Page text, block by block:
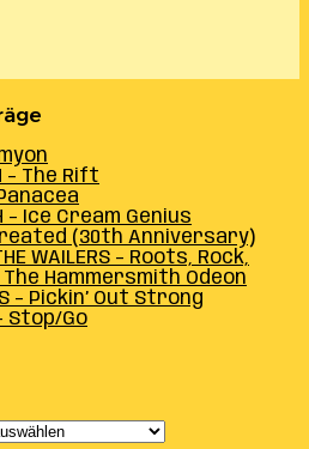
– The Rift
Panacea
– Ice Cream Genius
(30th Anniversary)
WAILERS – Roots, Rock,
The Hammersmith Odeon
– Pickin’ Out Strong
Stop/Go